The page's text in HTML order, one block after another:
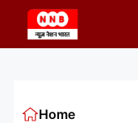
content
Home